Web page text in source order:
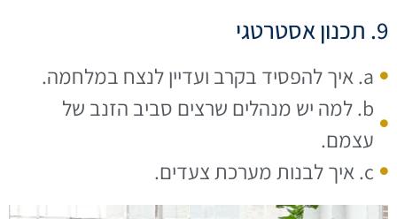
9. תכנון אסטרטגי
a. איך להפסיד בקרב ועדיין לנצח במלחמה.
b. למה יש מנהלים שרצים סביב הזנב של
עצמם.
c. איך לבנות מערכת צעדים.